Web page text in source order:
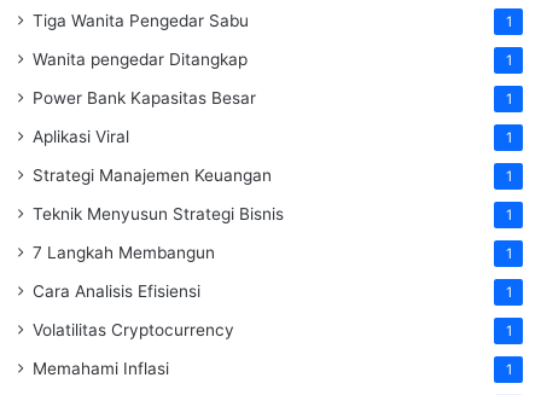
Tiga Wanita Pengedar Sabu 1
Wanita pengedar Ditangkap 1
Power Bank Kapasitas Besar 1
Aplikasi Viral 1
Strategi Manajemen Keuangan 1
Teknik Menyusun Strategi Bisnis 1
7 Langkah Membangun 1
Cara Analisis Efisiensi 1
Volatilitas Cryptocurrency 1
Memahami Inflasi 1